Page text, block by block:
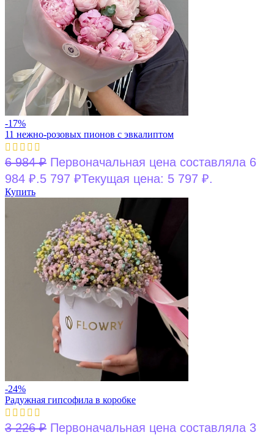
-17%
11 нежно-розовых пионов с эвкалиптом
6 984₽ Первоначальная цена составляла 6
984 ₽.5 797 ₽Текущая цена: 5 797 ₽.
Купить
-24%
Радужная гипсофила в коробке
3 226₽ Первоначальная цена составляла 3